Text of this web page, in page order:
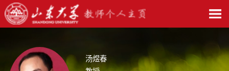
汤煜春